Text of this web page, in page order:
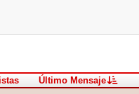
Último Mensaje